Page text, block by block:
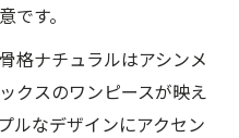
です。
格ナチュラルはアシンメ
クスのワンピースが映え
ルなデザインにアクセン